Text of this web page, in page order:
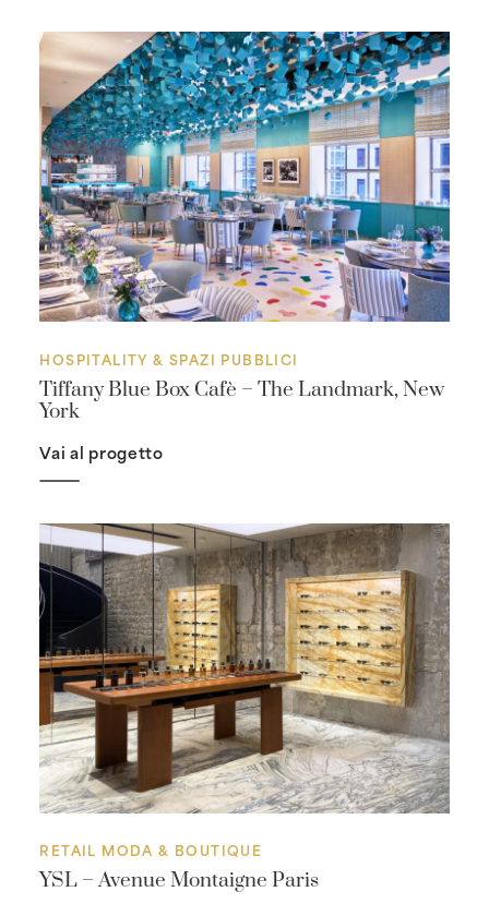
HOSPITALITY & SPAZI PUBBLICI
Tiffany Blue Box Cafè – The Landmark, New
York
Vai al progetto
RETAIL MODA & BOUTIQUE
YSL – Avenue Montaigne Paris